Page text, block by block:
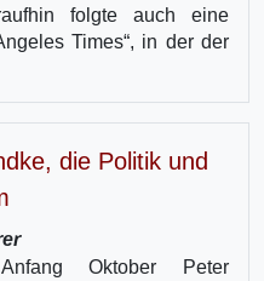
folgte auch eine
Times“, in der der
die Politik und
Oktober Peter